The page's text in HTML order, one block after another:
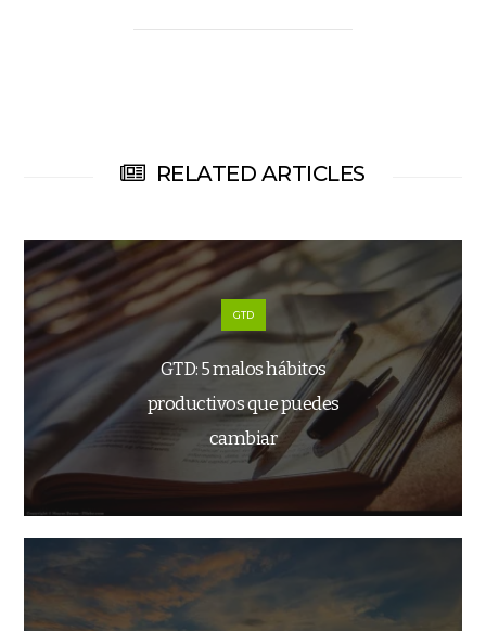
RELATED ARTICLES
GTD
GTD: 5 malos hábitos
productivos que puedes
cambiar